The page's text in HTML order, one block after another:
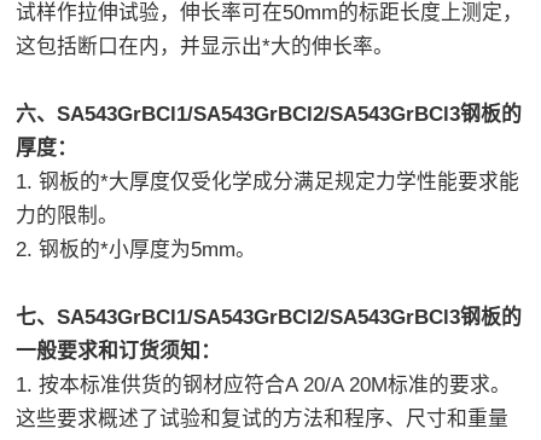
试样作拉伸试验，伸长率可在50mm的标距长度上测定，
这包括断口在内，并显示出*大的伸长率。
六、SA543GrBCl1/SA543GrBCl2/SA543GrBCl3钢板的
厚度：
1. 钢板的*大厚度仅受化学成分满足规定力学性能要求能
力的限制。
2. 钢板的*小厚度为5mm。
七、SA543GrBCl1/SA543GrBCl2/SA543GrBCl3钢板的
一般要求和订货须知：
1. 按本标准供货的钢材应符合A 20/A 20M标准的要求。
这些要求概述了试验和复试的方法和程序、尺寸和重量